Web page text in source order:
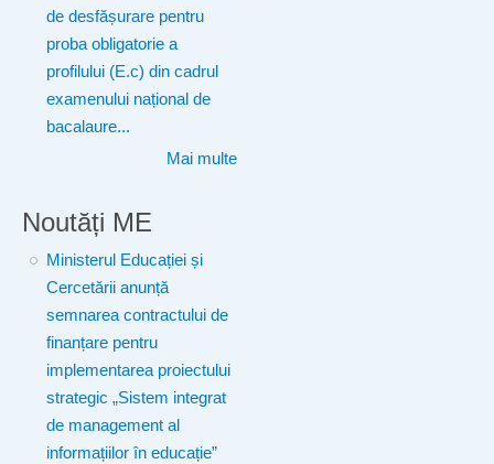
de desfășurare pentru
proba obligatorie a
profilului (E.c) din cadrul
examenului național de
bacalaure...
Mai multe
Noutăți ME
Ministerul Educației și
Cercetării anunță
semnarea contractului de
finanțare pentru
implementarea proiectului
strategic „Sistem integrat
de management al
informațiilor în educație”